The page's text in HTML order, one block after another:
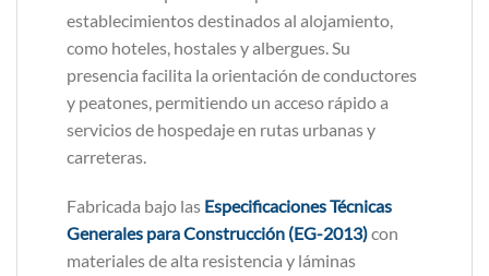
establecimientos destinados al alojamiento,
como hoteles, hostales y albergues. Su
presencia facilita la orientación de conductores
y peatones, permitiendo un acceso rápido a
servicios de hospedaje en rutas urbanas y
carreteras.
Fabricada bajo las Especificaciones Técnicas
Generales para Construcción (EG-2013)con
materiales de alta resistencia y láminas